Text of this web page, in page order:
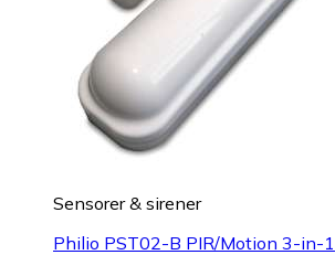
Sensorer & sirener
Philio PST02-B PIR/Motion 3-in-1